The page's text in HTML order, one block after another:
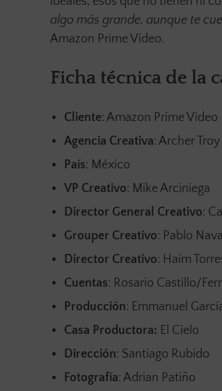
algo más grande, aunque te
Amazon Prime Video.
Ficha técnica de la
Cliente: Amazon Prime Video
Agencia Creativa: Archer Troy
País: México
VP Creativo: Mike Arciniega
Director General Creativo:
Grouper Creativo: Pablo
Director Creativo: Haim
Cuentas: Rosario Castillo/
Producción: Emmanuel
Casa Productora: El Cielo
Dirección: Santiago Rubido
Fotografía: Adrian Patiño